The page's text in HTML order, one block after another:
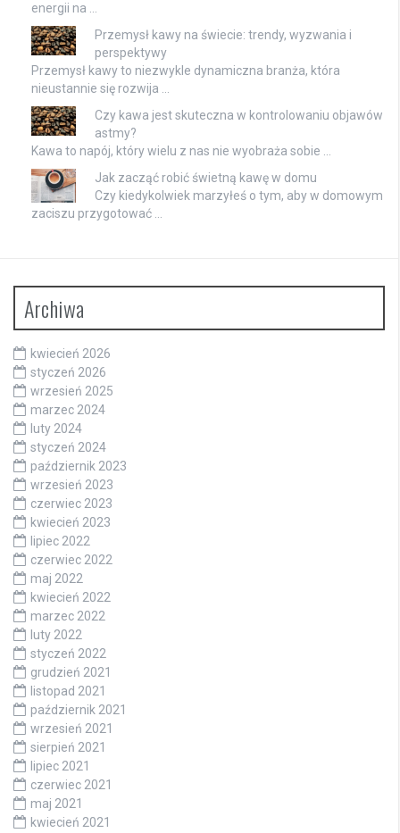
energii na …
Przemysł kawy na świecie: trendy, wyzwania i
perspektywy
Przemysł kawy to niezwykle dynamiczna branża, która
nieustannie się rozwija …
Czy kawa jest skuteczna w kontrolowaniu objawów
astmy?
Kawa to napój, który wielu z nas nie wyobraża sobie …
Jak zacząć robić świetną kawę w domu
Czy kiedykolwiek marzyłeś o tym, aby w domowym
zaciszu przygotować …
Archiwa
kwiecień 2026
styczeń 2026
wrzesień 2025
marzec 2024
luty 2024
styczeń 2024
październik 2023
wrzesień 2023
czerwiec 2023
kwiecień 2023
lipiec 2022
czerwiec 2022
maj 2022
kwiecień 2022
marzec 2022
luty 2022
styczeń 2022
grudzień 2021
listopad 2021
październik 2021
wrzesień 2021
sierpień 2021
lipiec 2021
czerwiec 2021
maj 2021
kwiecień 2021